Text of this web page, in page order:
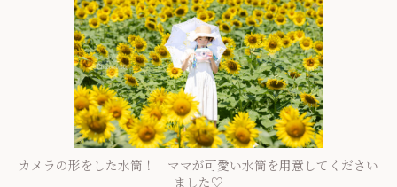
カメラの形をした水筒！ ママが可愛い水筒を用意してください
ました♡